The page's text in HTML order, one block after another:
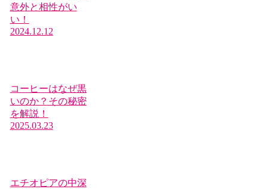
意外と相性がい
い！
2024.12.12
コーヒーはなぜ黒
いのか？その秘密
を解説！
2025.03.23
エチオピアの中深